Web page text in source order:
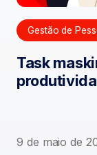
Gestão de
Task
9 de maio de